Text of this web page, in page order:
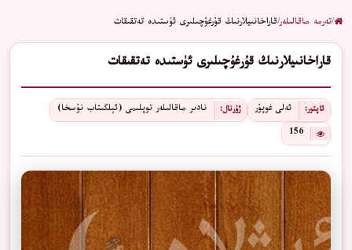
/تەرمە ماقالىلەر/قاراخانىيلارنىڭ قۇرغۇچىلىرى ئۈستىدە تەتقىقات
قاراخانىيلارنىڭ قۇرغۇچىلىرى ئۈستىدە تەتقىقات
ئاپتور: ئەلى غوپۇر ژۇرنال:
نادىر ماقالىلەر توپلىمى (ئېلكىتاب نۇسخا)
156